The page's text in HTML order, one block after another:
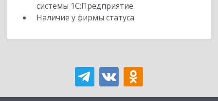
системы 1С:Предприятие.
Наличие у фирмы статуса